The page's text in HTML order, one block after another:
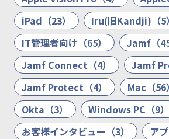
iPad（23）
Iru(旧Kandji)（5）
IT管理者向け（65）
Jamf（45
Jamf Connect（4）
Jamf
Jamf Protect（4）
Mac（56）
Okta（3）
Windows PC（9）
お客様インタビュー（3）
ア